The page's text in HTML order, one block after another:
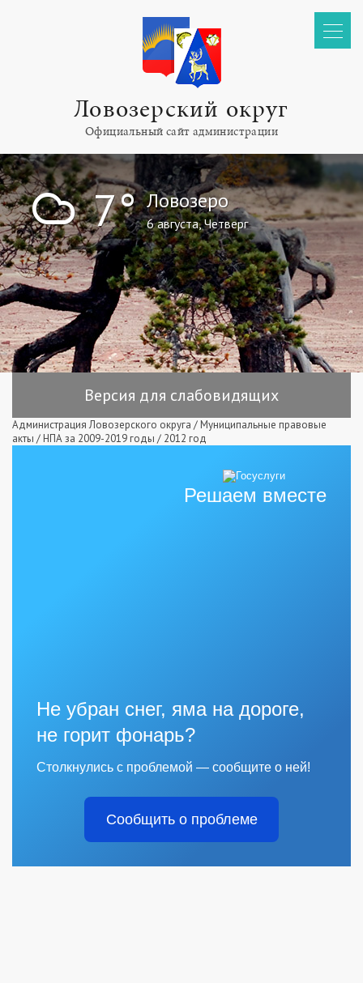
Ловозерский округ
Официальный сайт администрации
! 7° Ловозеро
6 августа, Четверг
Версия для слабовидящих
Администрация Ловозерского округа / Муниципальные правовые
акты / НПА за 2009-2019 годы / 2012 год
Решаем вместе
Не убран снег, яма на дороге,
не горит фонарь?
Столкнулись с проблемой — сообщите о ней!
Сообщить о проблеме